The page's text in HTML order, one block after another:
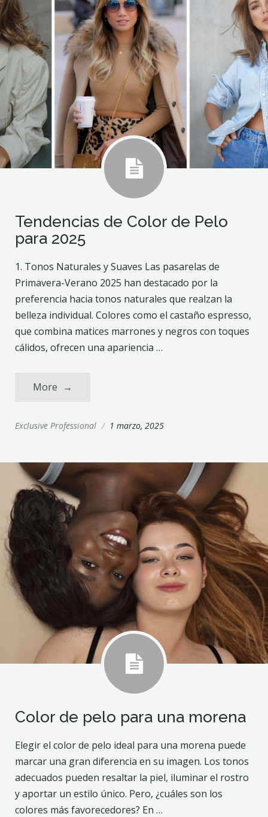
Tendencias de Color de Pelo
para 2025
1. Tonos Naturales y Suaves Las pasarelas de
Primavera-Verano 2025 han destacado por la
preferencia hacia tonos naturales que realzan la
belleza individual. Colores como el castaño espresso,
que combina matices marrones y negros con toques
cálidos, ofrecen una apariencia …
More →
Exclusive Professional / 1 marzo, 2025
Color de pelo para una morena
Elegir el color de pelo ideal para una morena puede
marcar una gran diferencia en su imagen. Los tonos
adecuados pueden resaltar la piel, iluminar el rostro
y aportar un estilo único. Pero, ¿cuáles son los
colores más favorecedores? En …